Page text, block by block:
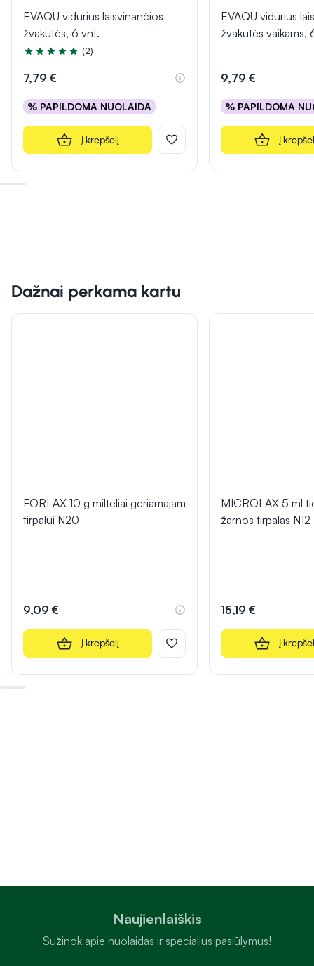
EVAQU vidurius laisvinančios
žvakutės, 6 vnt.
Įvertinimas 5.0 iš 5
(2)
7,79 €
% PAPILDOMA NUOLAIDA
Į krepšelį
EVAQU vidurius
žvakutės vaikams,
9,79 €
% PAPILDOMA
Į
Dažnai perkama kartu
FORLAX 10 g milteliai geriamajam
tirpalui N20
9,09 €
Į krepšelį
MICROLAX 5 ml
žarnos tirpalas N12
15,19 €
Į
Naujienlaiškis
Sužinok apie nuolaidas ir specialius pasiūlymus!